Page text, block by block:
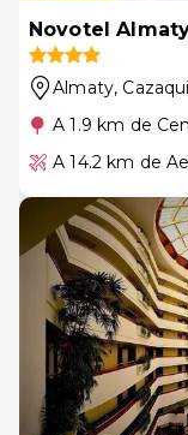
Novotel
Almaty,
A 1.9 km de
A 14.2 km de